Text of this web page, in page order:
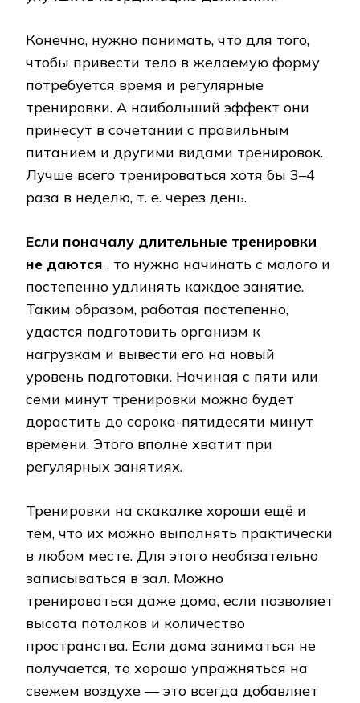
Конечно, нужно понимать, что для того,
чтобы привести тело в желаемую форму
потребуется время и регулярные
тренировки. А наибольший эффект они
принесут в сочетании с правильным
питанием и другими видами тренировок.
Лучше всего тренироваться хотя бы 3–4
раза в неделю, т. е. через день.
Если поначалу длительные тренировки
не даются , то нужно начинать с малого и
постепенно удлинять каждое занятие.
Таким образом, работая постепенно,
удастся подготовить организм к
нагрузкам и вывести его на новый
уровень подготовки. Начиная с пяти или
семи минут тренировки можно будет
дорастить до сорока-пятидесяти минут
времени. Этого вполне хватит при
регулярных занятиях.
Тренировки на скакалке хороши ещё и
тем, что их можно выполнять практически
в любом месте. Для этого необязательно
записываться в зал. Можно
тренироваться даже дома, если позволяет
высота потолков и количество
пространства. Если дома заниматься не
получается, то хорошо упражняться на
свежем воздухе — это всегда добавляет